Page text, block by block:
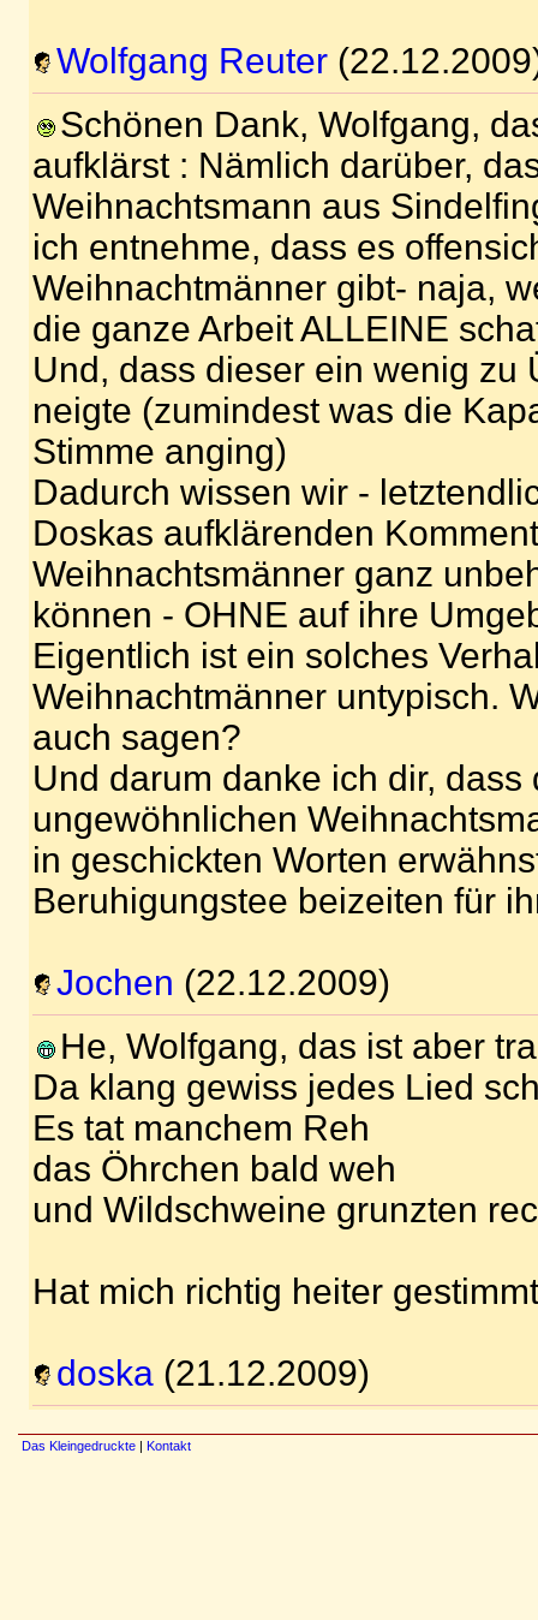
Wolfgang Reuter
Schönen Dank, Wolfgang,
aufklärst : Nämlich darüber,
Weihnachtsmann aus
ich entnehme, dass es
Weihnachtmänner gibt- naja,
die ganze Arbeit ALLEINE
Und, dass dieser ein wenig zu
neigte (zumindest was die
Stimme anging)
Dadurch wissen wir -
Doskas aufklärenden
Weihnachtsmänner ganz
können - OHNE auf ihre
Eigentlich ist ein solches
Weihnachtmänner untypisch.
auch sagen?
Und darum danke ich dir, dass
ungewöhnlichen
in geschickten Worten
Beruhigungstee beizeiten für
Jochen (22.12.2009)
He, Wolfgang, das ist aber
Da klang gewiss jedes Lied
Es tat manchem Reh
das Öhrchen bald weh
und Wildschweine grunzten
Hat mich richtig heiter
doska (21.12.2009)
Das Kleingedruckte | Kontakt